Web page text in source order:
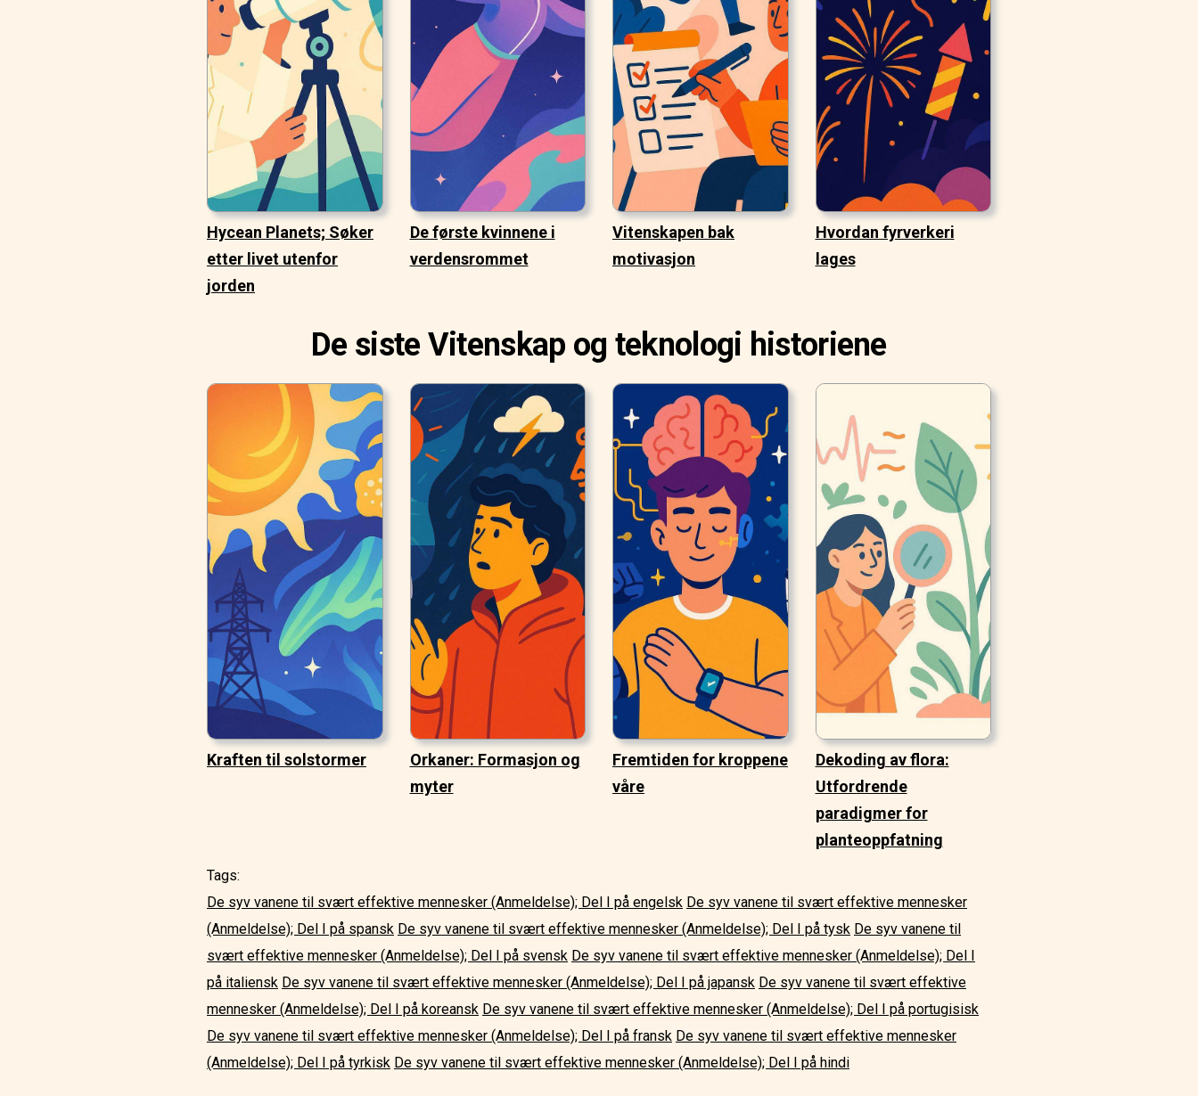
Hycean Planets; Søker
etter livet utenfor
jorden
De første kvinnene i
verdensrommet
Vitenskapen bak
motivasjon
Hvordan fyrverkeri
lages
De siste Vitenskap og teknologi historiene
Kraften til solstormer
Orkaner: Formasjon og
myter
Fremtiden for kroppene
våre
Dekoding av flora:
Utfordrende
paradigmer for
planteoppfatning
Tags:
De syv vanene til svært effektive mennesker (Anmeldelse); Del I på engelsk De syv vanene til svært effektive mennesker
(Anmeldelse); Del I på spansk De syv vanene til svært effektive mennesker (Anmeldelse); Del I på tysk De syv vanene til
svært effektive mennesker (Anmeldelse); Del I på svensk De syv vanene til svært effektive mennesker (Anmeldelse); Del I
på italiensk De syv vanene til svært effektive mennesker (Anmeldelse); Del I på japansk De syv vanene til svært effektive
mennesker (Anmeldelse); Del I på koreansk De syv vanene til svært effektive mennesker (Anmeldelse); Del I på portugisisk
De syv vanene til svært effektive mennesker (Anmeldelse); Del I på fransk De syv vanene til svært effektive mennesker
(Anmeldelse); Del I på tyrkisk De syv vanene til svært effektive mennesker (Anmeldelse); Del I på hindi